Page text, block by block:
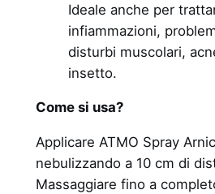
Ideale anche per
infiammazioni,
disturbi muscolari,
insetto.
Come si usa?
Applicare ATMO Spray
nebulizzando a 10 cm di
Massaggiare fino a